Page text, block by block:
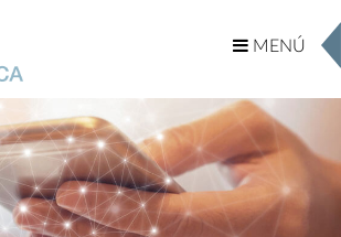
MENÚ
MENÚ